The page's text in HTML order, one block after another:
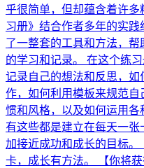
乎很简单，但却蕴含着许
习册》结合作者多年的实
了一整套的工具和方法，
的学习和记录。 在这个练
记录自己的想法和反思，
作，如何利用模板来规范
惯和风格，以及如何运用
有这些都是建立在每天一
加接近成功和成长的目标
卡，成长有方法。 【你将